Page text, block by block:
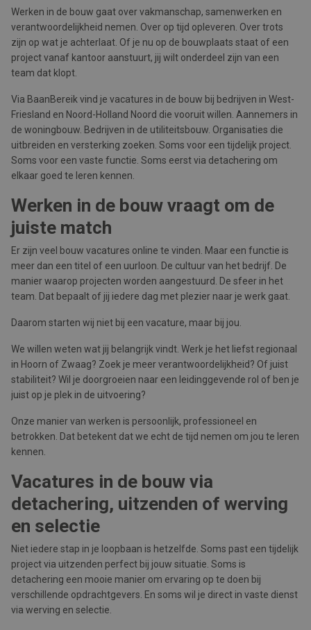
Werken in de bouw gaat over vakmanschap, samenwerken en
verantwoordelijkheid nemen. Over op tijd opleveren. Over trots
zijn op wat je achterlaat. Of je nu op de bouwplaats staat of een
project vanaf kantoor aanstuurt, jij wilt onderdeel zijn van een
team dat klopt.
Via BaanBereik vind je vacatures in de bouw bij bedrijven in West-
Friesland en Noord-Holland Noord die vooruit willen. Aannemers in
de woningbouw. Bedrijven in de utiliteitsbouw. Organisaties die
uitbreiden en versterking zoeken. Soms voor een tijdelijk project.
Soms voor een vaste functie. Soms eerst via detachering om
elkaar goed te leren kennen.
Werken in de bouw vraagt om de
juiste match
Er zijn veel bouw vacatures online te vinden. Maar een functie is
meer dan een titel of een uurloon. De cultuur van het bedrijf. De
manier waarop projecten worden aangestuurd. De sfeer in het
team. Dat bepaalt of jij iedere dag met plezier naar je werk gaat.
Daarom starten wij niet bij een vacature, maar bij jou.
We willen weten wat jij belangrijk vindt. Werk je het liefst regionaal
in Hoorn of Zwaag? Zoek je meer verantwoordelijkheid? Of juist
stabiliteit? Wil je doorgroeien naar een leidinggevende rol of ben je
juist op je plek in de uitvoering?
Onze manier van werken is persoonlijk, professioneel en
betrokken. Dat betekent dat we echt de tijd nemen om jou te leren
kennen.
Vacatures in de bouw via
detachering, uitzenden of werving
en selectie
Niet iedere stap in je loopbaan is hetzelfde. Soms past een tijdelijk
project via uitzenden perfect bij jouw situatie. Soms is
detachering een mooie manier om ervaring op te doen bij
verschillende opdrachtgevers. En soms wil je direct in vaste dienst
via werving en selectie.